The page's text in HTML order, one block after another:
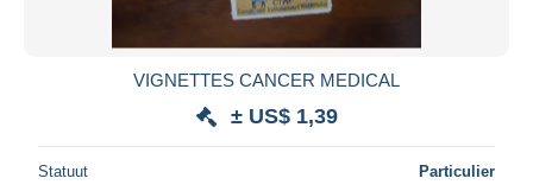
VIGNETTES CANCER MEDICAL
± US$ 1,39
Statuut Particulier